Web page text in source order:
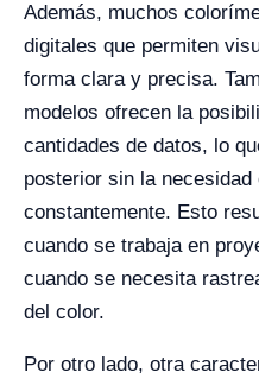
Además, muchos
digitales que permiten
forma clara y precisa.
modelos ofrecen la
cantidades de datos, lo
posterior sin la necesidad
constantemente. Esto
cuando se trabaja en
cuando se necesita
del color.
Por otro lado, otra